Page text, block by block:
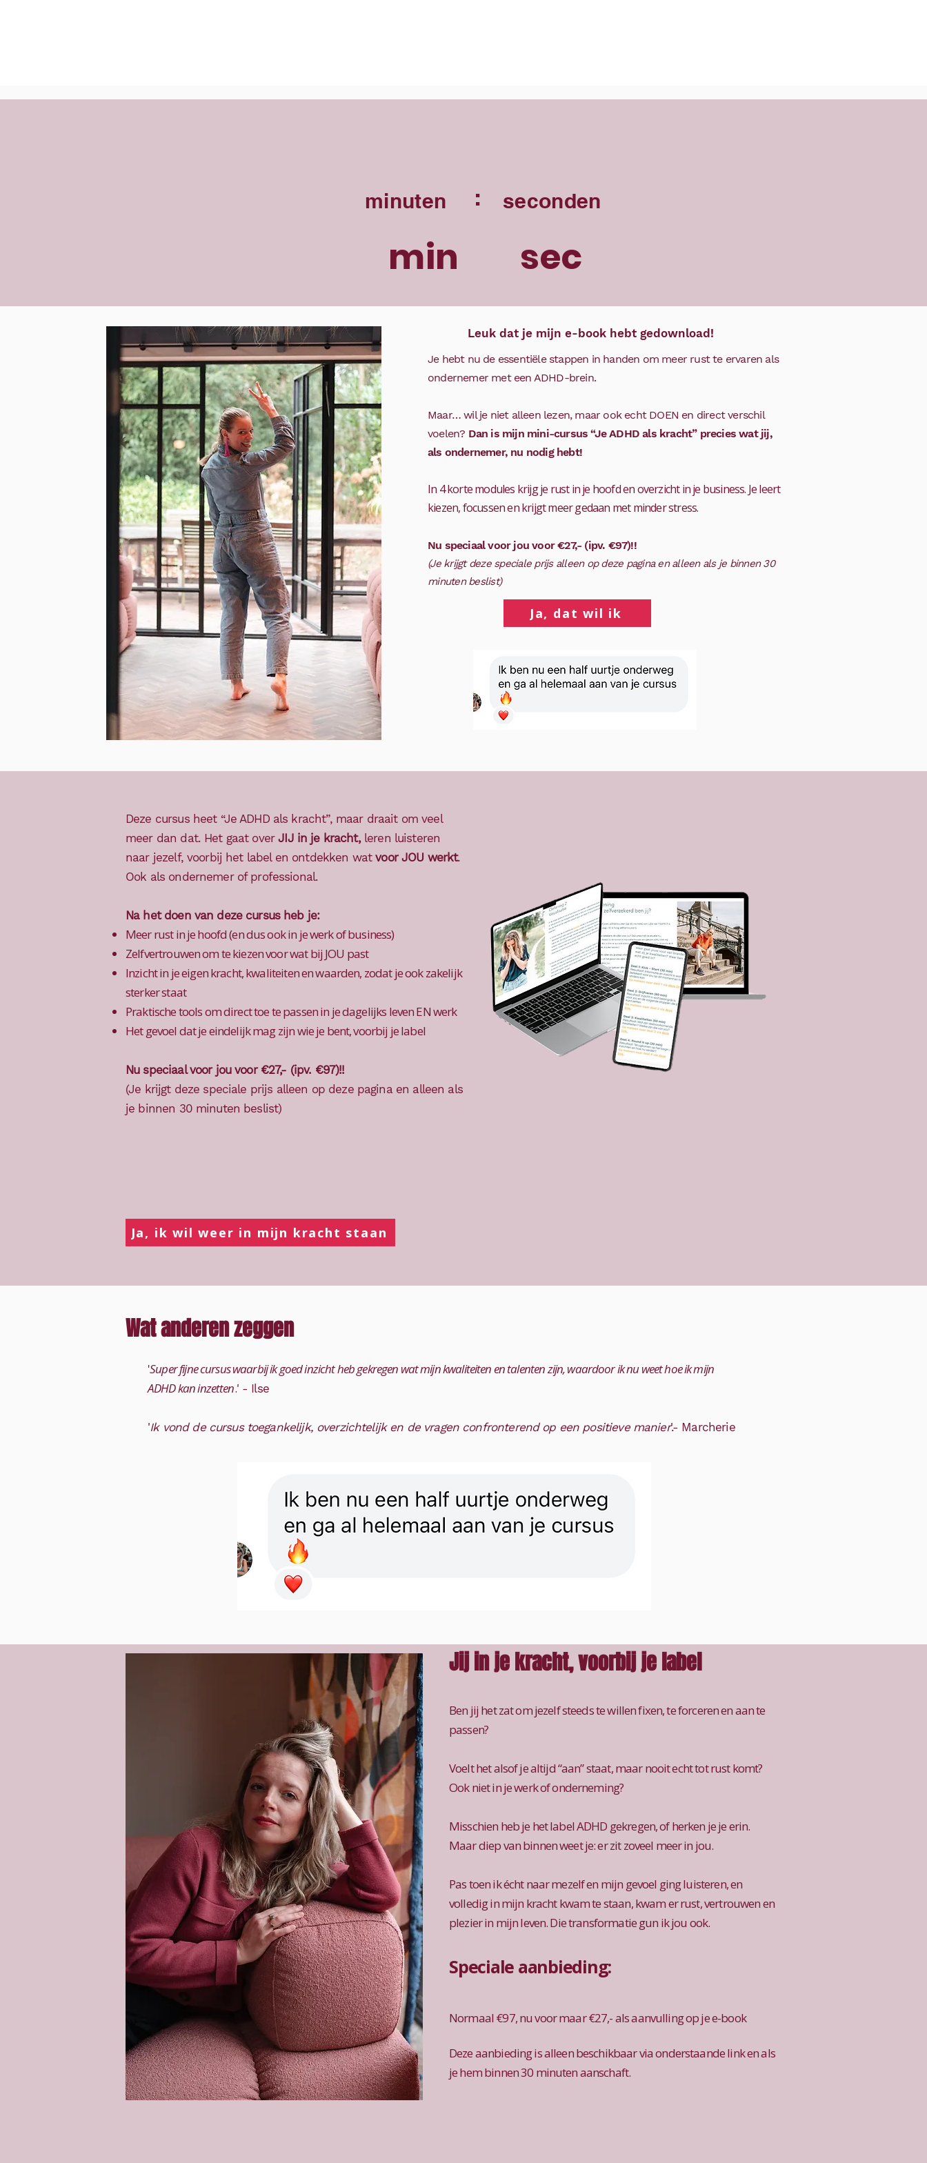
minuten : seconden
min sec
Leuk dat je mijn e-book hebt gedownload!
Je hebt nu de essentiële stappen in handen om meer rust te ervaren als
ondernemer met een ADHD-brein.
Maar… wil je niet alleen lezen, maar ook echt DOEN en direct verschil
voelen? Dan is mijn mini-cursus “Je ADHD als kracht” precies wat jij,
als ondernemer, nu nodig hebt!​
In 4 korte modules krijg je rust in je hoofd en overzicht in je business. Je leert
kiezen, focussen en krijgt meer gedaan met minder stress.
Nu speciaal voor jou voor €27,- (ipv. €97)!!
(Je krijgt deze speciale prijs alleen op deze pagina en alleen als je binnen 30
minuten beslist)
Ja, dat wil ik
Deze cursus heet “Je ADHD als kracht”, maar draait om veel
meer dan dat. Het gaat overJIJ in je kracht, leren luisteren
naar jezelf, voorbij het label en ontdekken watvoor JOU werkt.
Ook als ondernemer of professional.
Na het doen van deze cursus heb je:
Meer rust in je hoofd (en dus ook in je werk of business)
Zelfvertrouwen om te kiezen voor wat bij JOU past
Inzicht in je eigen kracht, kwaliteiten en waarden, zodat je ook zakelijk
sterker staat
Praktische tools om direct toe te passen in je dagelijks leven EN werk
Het gevoel dat je eindelijk mag zijn wie je bent, voorbij je label
Nu speciaal voor jou voor €27,- (ipv. €97)!!
(Je krijgt deze speciale prijs alleen op deze pagina en alleen als
je binnen 30 minuten beslist)
Ja, ik wil weer in mijn kracht staan
Wat anderen zeggen
'Super fijne cursus waarbij ik goed inzicht heb gekregen wat mijn kwaliteiten en talenten zijn, waardoor ik nu weet hoe ik mijn
ADHD kan inzetten.' - Ilse
'Ik vond de cursus toegankelijk, overzichtelijk en de vragen confronterend op een positieve manier'.- Marcherie
Jij in je kracht, voorbij je label
Ben jij het zat om jezelf steeds te willen fixen, te forceren en aan te
passen?
Voelt het alsof je altijd “aan” staat, maar nooit echt tot rust komt?
Ook niet in je werk of onderneming?
Misschien heb je het label ADHD gekregen, of herken je je erin.
Maar diep van binnen weet je: er zit zoveel meer in jou.
Pas toen ik écht naar mezelf en mijn gevoel ging luisteren, en
volledig in mijn kracht kwam te staan, kwam er rust, vertrouwen en
plezier in mijn leven. Die transformatie gun ik jou ook.
Speciale aanbieding:
Normaal €97, nu voor maar €27,- als aanvulling op je e-book
Deze aanbieding is alleen beschikbaar via onderstaande link en als
je hem binnen 30 minuten aanschaft.